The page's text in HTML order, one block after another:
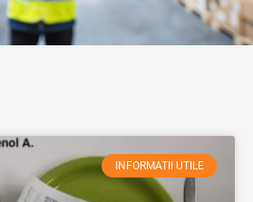
INFORMATII UTILE